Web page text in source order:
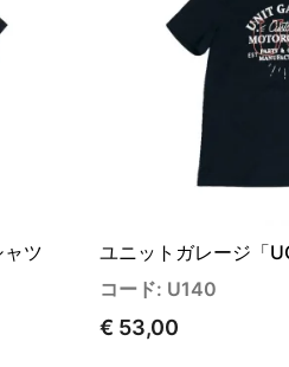
ツ
ユニットガレージ「
コード: U140
€ 53,00